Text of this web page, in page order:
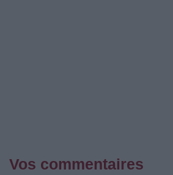
Vos commentaires